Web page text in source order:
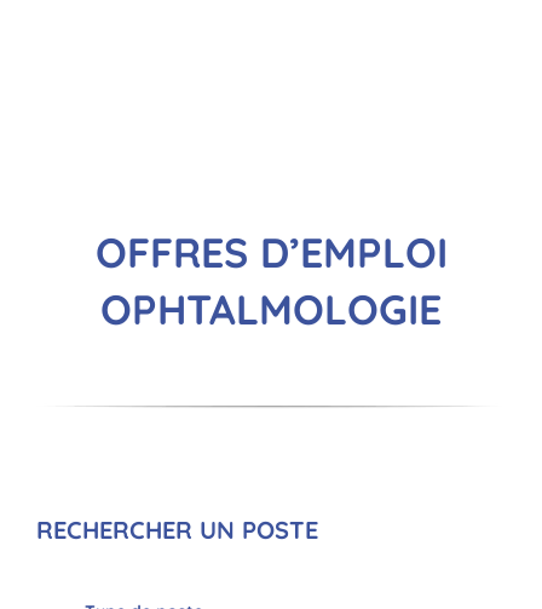
OFFRES D’EMPLOI
OPHTALMOLOGIE
RECHERCHER UN POSTE